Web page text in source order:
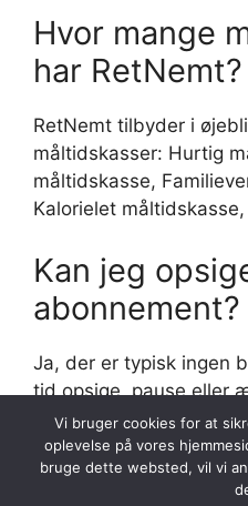
Hvor mange
har RetNemt?
RetNemt tilbyder i
måltidskasser: Hurtig
måltidskasse,
Kalorielet
Kan jeg
abonnement?
Ja, der er typisk ingen
tid opsige, pause eller
direkte via RetNemts
Vi bruger cookies for at
oplevelse på vores
bruge dette websted, vil vi